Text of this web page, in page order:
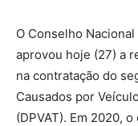
O Conselho
aprovou hoje (27) a
na contratação do
Causados por
(DPVAT). Em 2020,